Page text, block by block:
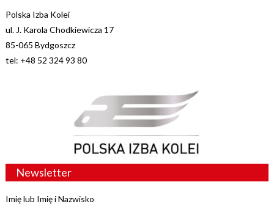
Polska Izba Kolei
ul. J. Karola Chodkiewicza 17
85-065 Bydgoszcz
tel: +48 52 324 93 80
Newsletter
Imię lub Imię i Nazwisko